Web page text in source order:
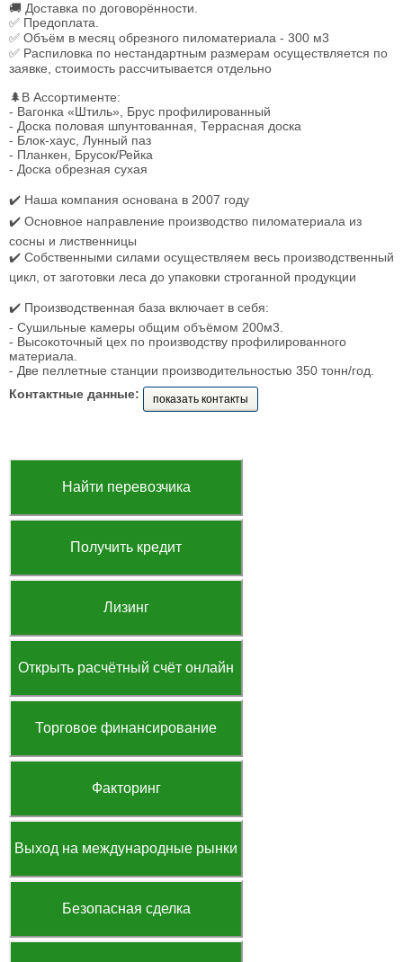
🚚 Доставка по договорённости.
✅ Предоплата.
✅ Объём в месяц обрезного пиломатериала - 300 м3
✅ Распиловка по нестандартным размерам осуществляется по
заявке, стоимость рассчитывается отдельно
🌲В Ассортименте:
- Вагонка «Штиль», Брус профилированный
- Доска половая шпунтованная, Террасная доска
- Блок-хаус, Лунный паз
- Планкен, Брусок/Рейка
- Доска обрезная сухая
✔️ Наша компания основана в 2007 году
✔️ Основное направление производство пиломатериала из
сосны и лиственницы
✔️ Собственными силами осуществляем весь производственный
цикл, от заготовки леса до упаковки строганной продукции
✔️ Производственная база включает в себя:
- Сушильные камеры общим объёмом 200м3.
- Высокоточный цех по производству профилированного
материала.
- Две пеллетные станции производительностью 350 тонн/год.
Контактные данные:
показать контакты
Найти перевозчика
Получить кредит
Лизинг
Открыть расчётный счёт онлайн
Торговое финансирование
Факторинг
Выход на международные рынки
Безопасная сделка